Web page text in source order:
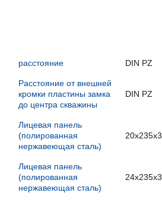
расстояние DIN PZ
Расстояние от внешней
кромки пластины замка
до центра скважины
DIN PZ
Лицевая панель
(полированная
нержавеющая сталь)
20x235x3
Лицевая панель
(полированная
нержавеющая сталь)
24x235x3